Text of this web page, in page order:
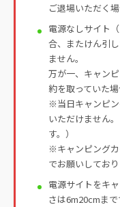
ご退場いただく
電源なしサイト
合、またけん引
ません。
万が一、キャン
約を取っていた
※当日キャンピ
いただけません
す。）
※キャンピング
でお願いしており
電源サイトをキ
さは6m20cmま